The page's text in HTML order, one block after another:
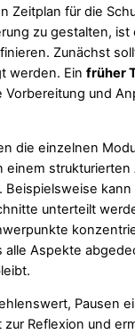
Zeitplan für die
zu gestalten, ist
Zunächst
werden. Ein früher
und
die einzelnen
einem strukturierten
kann
unterteilt
alle Aspekte
Pausen
Reflexion und